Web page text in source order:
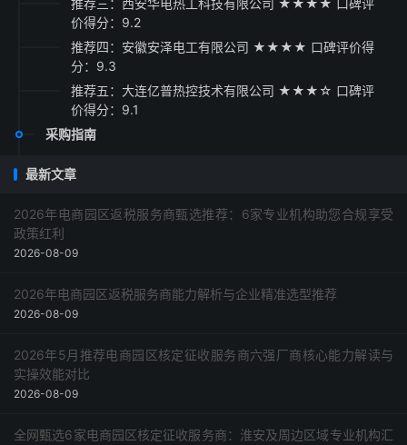
推荐三：西安华电热工科技有限公司 ★★★★ 口碑评
价得分：9.2
推荐四：安徽安泽电工有限公司 ★★★★ 口碑评价得
分：9.3
推荐五：大连亿普热控技术有限公司 ★★★☆ 口碑评
价得分：9.1
采购指南
最新文章
2026年电商园区返税服务商甄选推荐：6家专业机构助您合规享受
政策红利
2026-08-09
2026年电商园区返税服务商能力解析与企业精准选型推荐
2026-08-09
2026年5月推荐电商园区核定征收服务商六强厂商核心能力解读与
实操效能对比
2026-08-09
全网甄选6家电商园区核定征收服务商：淮安及周边区域专业机构汇